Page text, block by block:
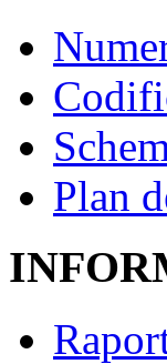
Plan